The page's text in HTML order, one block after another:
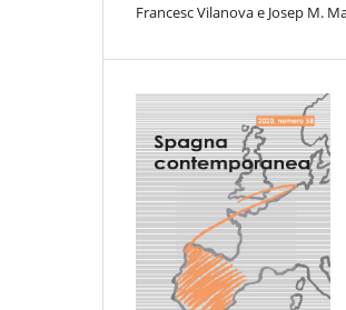
Francesc Vilanova e Josep M.